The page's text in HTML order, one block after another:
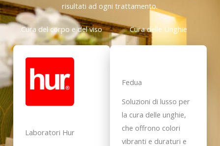
risultati ad ogni trattamento.
Cura del corpo e del viso
Laboratori Hur
Cura delle Unghie
Fedua
Soluzioni di lusso per
la cura delle unghie,
che offrono colori
vibranti e duraturi e